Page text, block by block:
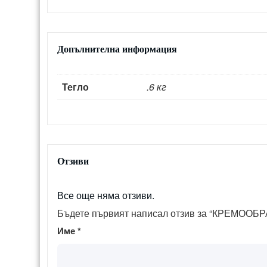
Допълнителна информация
Тегло .6 кг
Отзиви
Все още няма отзиви.
Бъдете първият написал отзив за
Име*